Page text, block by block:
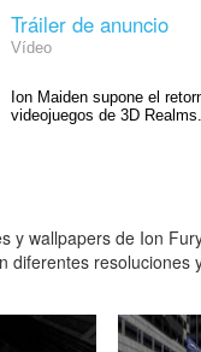
Tráiler de anuncio
Vídeo
Ion Maiden supone el
videojuegos de 3D Realms.
y wallpapers de Ion
diferentes resoluciones